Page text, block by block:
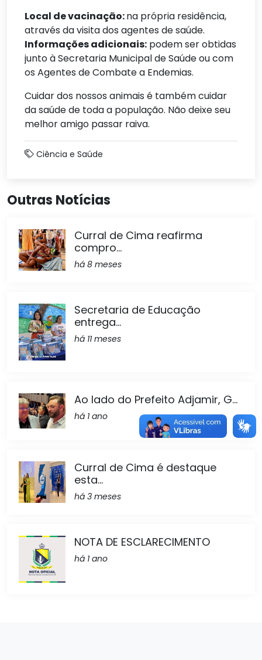
Local de vacinação:na própria residência,
através da visita dos agentes de saúde.
Informações adicionais: podem ser obtidas
junto à Secretaria Municipal de Saúde ou com
os Agentes de Combate a Endemias.
Cuidar dos nossos animais é também cuidar
da saúde de toda a população. Não deixe seu
melhor amigo passar raiva.
Ciência e Saúde
Outras Notícias
Curral de Cima reafirma
compro...
há 8 meses
Secretaria de Educação
entrega...
há 11 meses
Ao lado do Prefeito Adjamir, G...
há 1 ano
Curral de Cima é destaque
esta...
há 3 meses
NOTA DE ESCLARECIMENTO
há 1 ano